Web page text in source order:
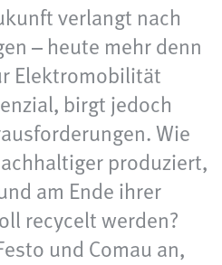
verlangt nach
– heute mehr denn
Elektromobilität
birgt jedoch
Wie
produziert,
am Ende ihrer
recycelt werden?
und Comau an,